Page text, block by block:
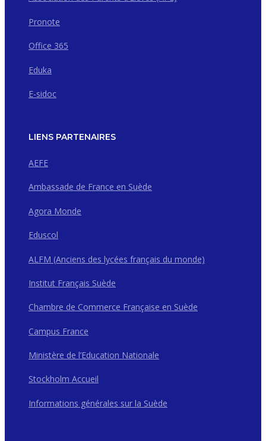
Pronote
Office 365
Eduka
E-sidoc
LIENS PARTENAIRES
AEFE
Ambassade de France en Suède
Agora Monde
Eduscol
ALFM (Anciens des lycées français du monde)
Institut Français Suède
Chambre de Commerce Française en Suède
Campus France
Ministère de l’Education Nationale
Stockholm Accueil
Informations générales sur la Suède